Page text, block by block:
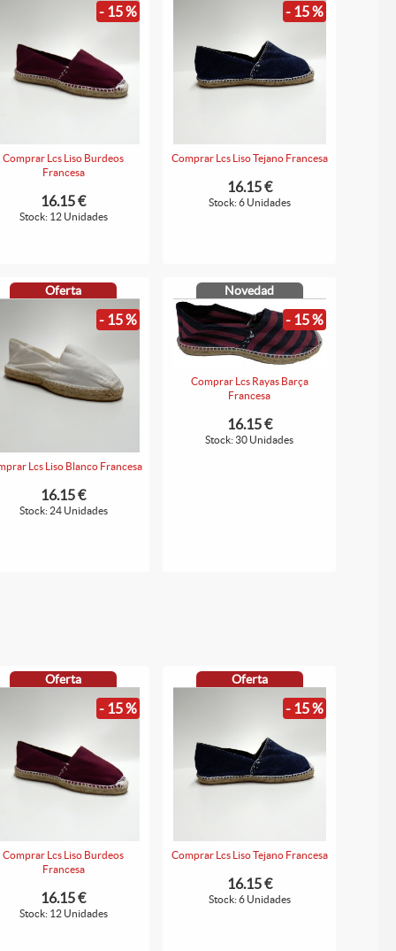
- 15 %
Comprar Lcs Liso Burdeos
Francesa
16.15 €
Stock: 12 Unidades
- 15 %
Comprar Lcs Liso Tejano Francesa
16.15 €
Stock: 6 Unidades
Oferta
- 15 %
Lcs Liso Blanco Francesa
16.15 €
Stock: 24 Unidades
Novedad
- 15 %
Comprar Lcs Rayas Barça
Francesa
16.15 €
Stock: 30 Unidades
Oferta
- 15 %
Comprar Lcs Liso Burdeos
Francesa
16.15 €
Stock: 12 Unidades
Oferta
- 15 %
Comprar Lcs Liso Tejano Francesa
16.15 €
Stock: 6 Unidades